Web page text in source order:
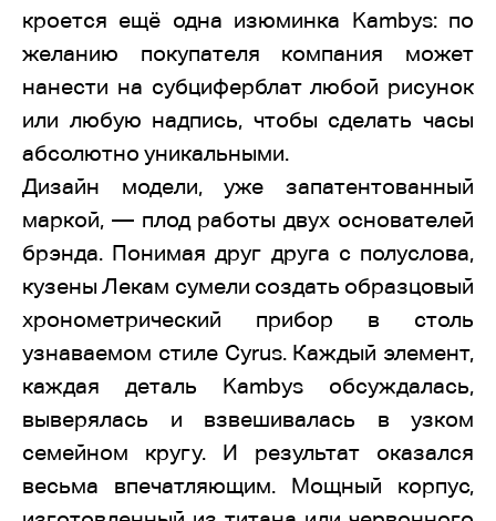
кроется ещё одна изюминка Kambys: по
желанию покупателя компания может
нанести на субциферблат любой рисунок
или любую надпись, чтобы сделать часы
абсолютно уникальными.
Дизайн модели, уже запатентованный
маркой, — плод работы двух основателей
брэнда. Понимая друг друга с полуслова,
кузены Лекам сумели создать образцовый
хронометрический прибор в столь
узнаваемом стиле Cyrus. Каждый элемент,
каждая деталь Kambys обсуждалась,
выверялась и взвешивалась в узком
семейном кругу. И результат оказался
весьма впечатляющим. Мощный корпус,